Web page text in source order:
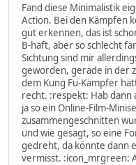
Fand diese Minimalistik
Action. Bei den Kämpfen
gut erkennen, das ist
B-haft, aber so schlecht
Sichtung sind mir
geworden, gerade in der
dem Kung Fu-Kämpfer
recht. :respekt: Hab dann
ja so ein Online-Film-
zusammengeschnitten
und wie gesagt, so eine
gedreht, da könnte dann
vermisst. :icon_mrgreen: